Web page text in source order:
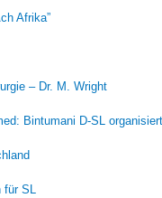
Afrika”
– Dr. M. Wright
Bintumani D-SL
für SL